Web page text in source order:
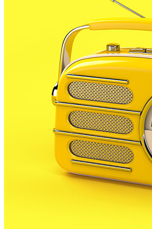
seva festa veïnal amb un programa
concentrat al vespre i nit.
Ara bé, la previsió de pluja per
setmana obliga a ajornar les
La previsió era que a les 20h es
de benvinguda per part de les
Tordera amb l’actuació musical de
Just després es prevei el tradicional
a la pista de la urbanització
La festa acabava amb música.
formació Fumi Suzuki & the